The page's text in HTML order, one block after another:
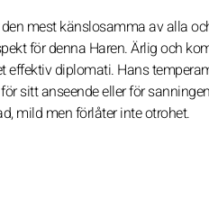
mest känslosamma av alla
för denna Haren. Ärlig och
effektiv diplomati. Hans
sitt anseende eller för
mild men förlåter inte otrohet.